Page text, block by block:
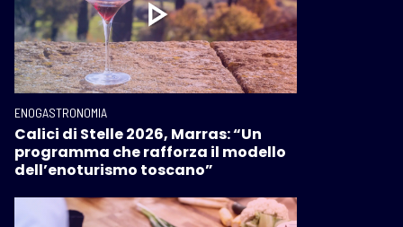
ENOGASTRONOMIA
Calici di Stelle 2026, Marras: “Un
programma che rafforza il modello
dell’enoturismo toscano”